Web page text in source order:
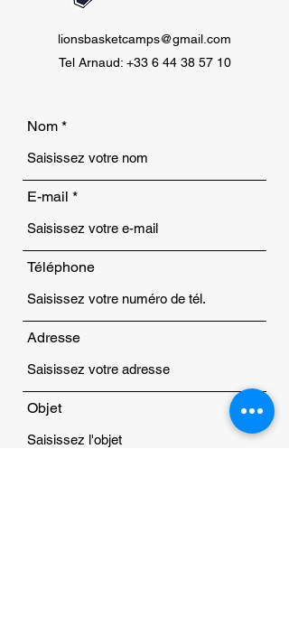
lionsbasketcamps@gmail.com
Tel Arnaud: +33 6 44 38 57 10
Nom
E-mail
Téléphone
Adresse
Objet